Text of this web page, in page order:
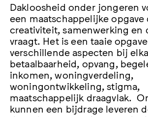
Dakloosheid onder jongeren
een maatschappelijke opgave
creativiteit, samenwerking en
vraagt. Het is een taaie
verschillende aspecten bij
betaalbaarheid, opvang,
inkomen, woningverdeling,
woningontwikkeling, stigma,
maatschappelijk draagvlak.
kunnen een bijdrage leveren